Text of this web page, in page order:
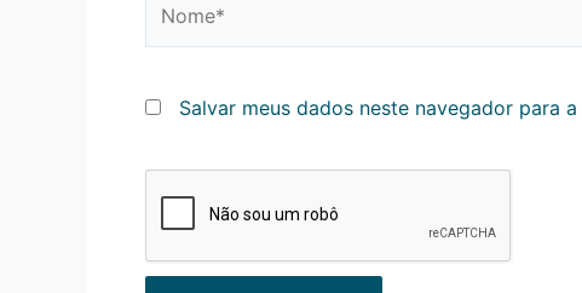
Salvar meus dados neste navegador para